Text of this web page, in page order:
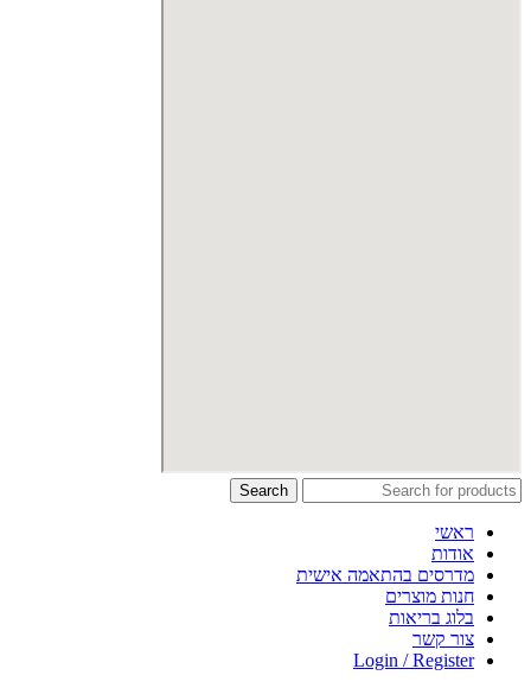
Search
ראשי
אודות
מדרסים בהתאמה אישית
חנות מוצרים
בלוג בריאות
צור קשר
Login / Register